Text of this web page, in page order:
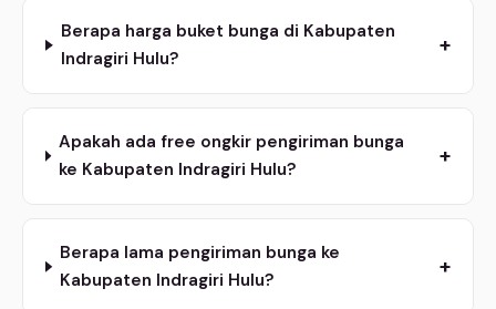
Berapa harga buket bunga di Kabupaten
Indragiri Hulu?
+
Apakah ada free ongkir pengiriman bunga
ke Kabupaten Indragiri Hulu?
+
Berapa lama pengiriman bunga ke
Kabupaten Indragiri Hulu?
+